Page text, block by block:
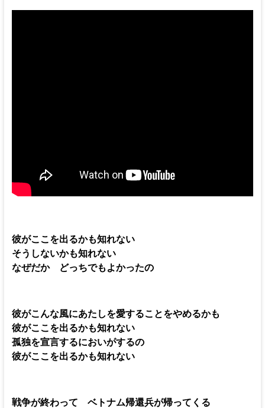
彼がここを出るかも知れない
そうしないかも知れない
なぜだか どっちでもよかったの
彼がこんな風にあたしを愛することをやめるかも
彼がここを出るかも知れない
孤独を宣言するにおいがするの
彼がここを出るかも知れない
戦争が終わって ベトナム帰還兵が帰ってくる